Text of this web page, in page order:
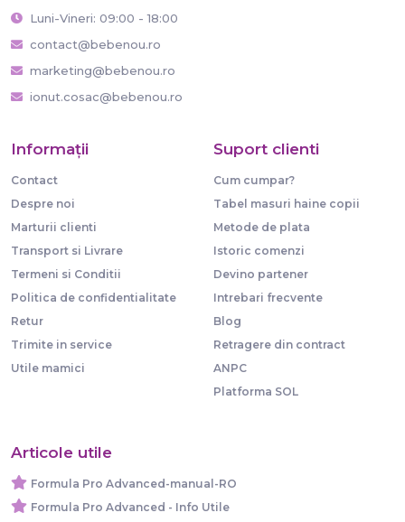
Luni-Vineri: 09:00 - 18:00
contact@bebenou.ro
marketing@bebenou.ro
ionut.cosac@bebenou.ro
Informaţii
Contact
Despre noi
Marturii clienti
Transport si Livrare
Termeni si Conditii
Politica de confidentialitate
Retur
Trimite in service
Utile mamici
Suport clienti
Cum cumpar?
Tabel masuri haine copii
Metode de plata
Istoric comenzi
Devino partener
Intrebari frecvente
Blog
Retragere din contract
ANPC
Platforma SOL
Articole utile
Formula Pro Advanced-manual-RO
Formula Pro Advanced - Info Utile